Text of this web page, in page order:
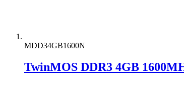
MDD34GB1600N
TwinMOS DDR3 4GB